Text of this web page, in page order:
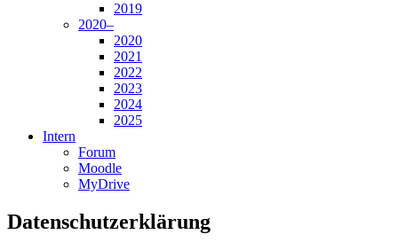
2019
2020–
2020
2021
2022
2023
2024
2025
Intern
Forum
Moodle
MyDrive
Datenschutzerklärung